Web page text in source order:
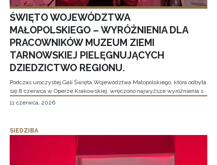
ŚWIĘTO WOJEWÓDZTWA
MAŁOPOLSKIEGO – WYRÓŻNIENIA DLA
PRACOWNIKÓW MUZEUM ZIEMI
TARNOWSKIEJ PIELĘGNUJĄCYCH
DZIEDZICTWO REGIONU.
Podczas uroczystej Gali Święta Województwa Małopolskiego, która odbyła
się 8 czerwca w Operze Krakowskiej, wręczono najwyższe wyróżnienia s
11 czerwca, 2026
SIEDZIBA